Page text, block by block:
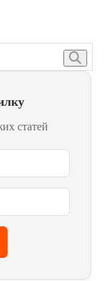
статей